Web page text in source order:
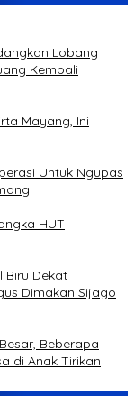
Lobang
Kembali
Mayang, Ini
Untuk Ngupas
HUT
Biru Dekat
Dimakan Sijago
Beberapa
di Anak Tirikan